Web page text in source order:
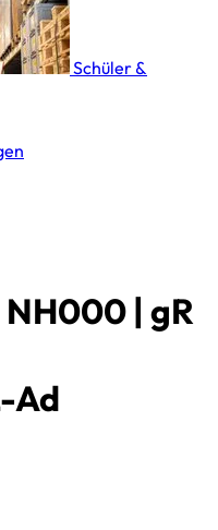
Schüler &
| gR
Ad